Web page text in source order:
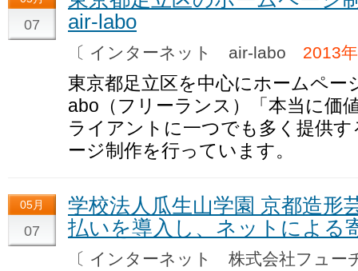
07
air-labo
〔 インターネット air-labo 2013
東京都足立区を中心にホームペー
abo（フリーランス）「本当に価
ライアントに一つでも多く提供
ージ制作を行っています。
05月
07
学校法人瓜生山学園 京都造形
払いを導入し、ネットによる
〔 インターネット 株式会社フュ